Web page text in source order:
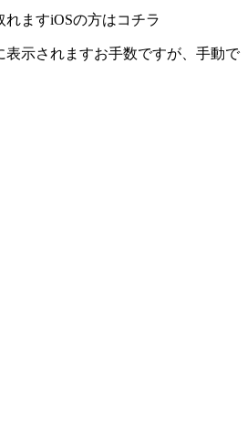
れますiOSの方はコチラ
表示されますお手数ですが、手動で